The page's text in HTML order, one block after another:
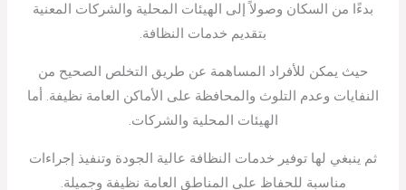
بدءًا من السكان وصولاً إلى الهيئات المحلية والشركات المعنية
بتقديم خدمات النظافة.
حيث يمكن للأفراد المساهمة عن طريق التخلص الصحيح من
النفايات وعدم التلوث والمحافظة على الأماكن العامة نظيفة. أما
الهيئات المحلية والشركات.
ثم ينبغي لها توفير خدمات النظافة عالية الجودة وتنفيذ إجراءات
مناسبة للحفاظ على المناطق العامة نظيفة وجميلة.